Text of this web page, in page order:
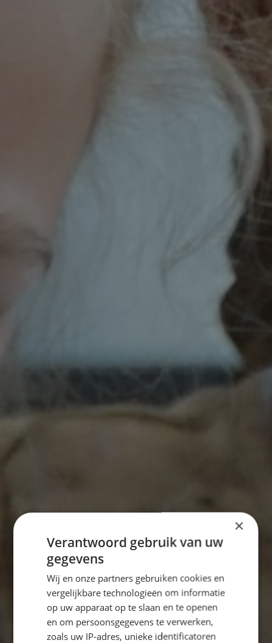
×
Verantwoord gebruik van uw
gegevens
Wij en onze partners gebruiken cookies en
vergelijkbare technologieën om informatie
op uw apparaat op te slaan en te openen
en om persoonsgegevens te verwerken,
zoals uw IP-adres, unieke identificatoren